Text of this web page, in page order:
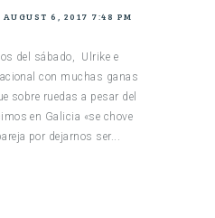
AUGUST 6, 2017 7:48 PM
del sábado, Ulrike e
con muchas ganas
sobre ruedas a pesar del
en Galicia «se chove
por dejarnos ser...